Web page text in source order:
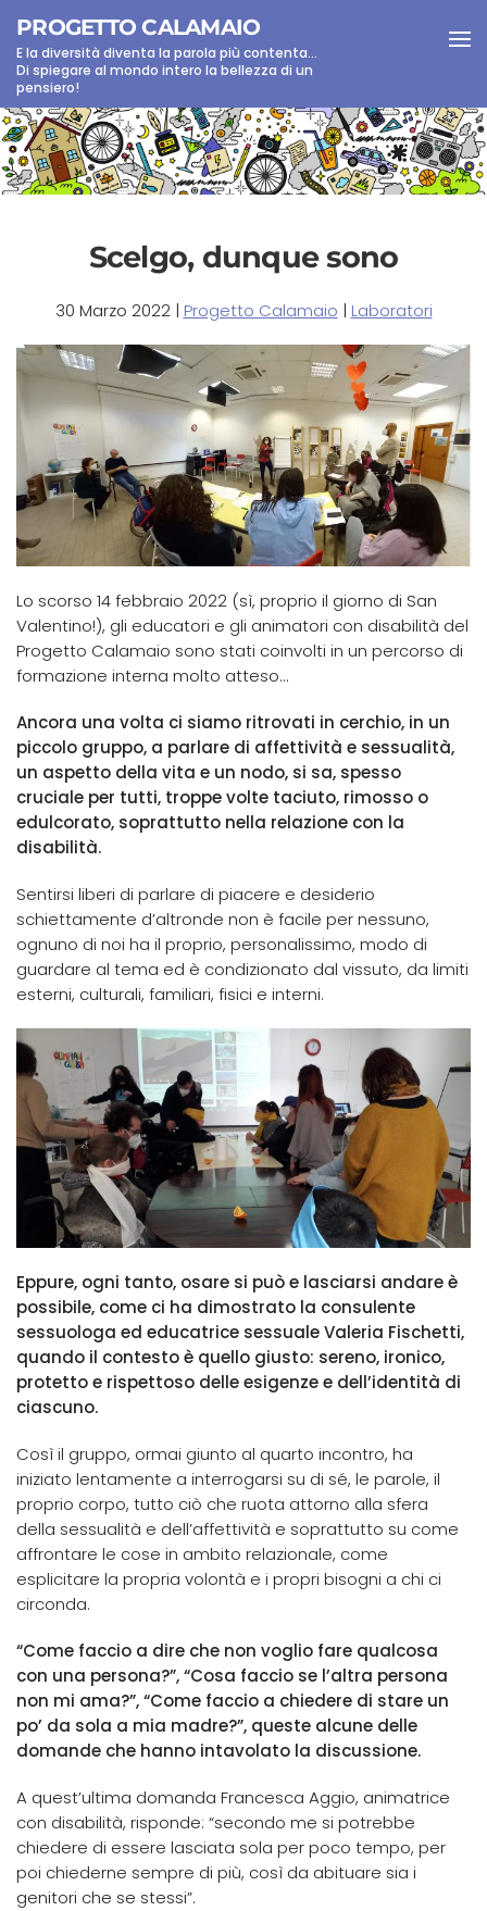
Skip to main content
PROGETTO CALAMAIO
E la diversità diventa la parola più contenta...
Di spiegare al mondo intero la bellezza di un
pensiero!
Scelgo, dunque sono
30 Marzo 2022| Progetto Calamaio | Laboratori
Lo scorso 14 febbraio 2022 (sì, proprio il giorno di San
Valentino!), gli educatori e gli animatori con disabilità del
Progetto Calamaio sono stati coinvolti in un percorso di
formazione interna molto atteso…
Ancora una volta ci siamo ritrovati in cerchio, in un
piccolo gruppo, a parlare di affettività e sessualità,
un aspetto della vita e un nodo, si sa, spesso
cruciale per tutti, troppe volte taciuto, rimosso o
edulcorato, soprattutto nella relazione con la
disabilità.
Sentirsi liberi di parlare di piacere e desiderio
schiettamente d’altronde non è facile per nessuno,
ognuno di noi ha il proprio, personalissimo, modo di
guardare al tema ed è condizionato dal vissuto, da limiti
esterni, culturali, familiari, fisici e interni.
Eppure, ogni tanto, osare si può e lasciarsi andare è
possibile, come ci ha dimostrato la consulente
sessuologa ed educatrice sessuale Valeria Fischetti,
quando il contesto è quello giusto: sereno, ironico,
protetto e rispettoso delle esigenze e dell’identità di
ciascuno.
Così il gruppo, ormai giunto al quarto incontro, ha
iniziato lentamente a interrogarsi su di sé, le parole, il
proprio corpo, tutto ciò che ruota attorno alla sfera
della sessualità e dell’affettività e soprattutto su come
affrontare le cose in ambito relazionale, come
esplicitare la propria volontà e i propri bisogni a chi ci
circonda.
“Come faccio a dire che non voglio fare qualcosa
con una persona?”, “Cosa faccio se l’altra persona
non mi ama?”, “Come faccio a chiedere di stare un
po’ da sola a mia madre?”, queste alcune delle
domande che hanno intavolato la discussione.
A quest’ultima domanda Francesca Aggio, animatrice
con disabilità, risponde: “secondo me si potrebbe
chiedere di essere lasciata sola per poco tempo, per
poi chiederne sempre di più, così da abituare sia i
genitori che se stessi”.